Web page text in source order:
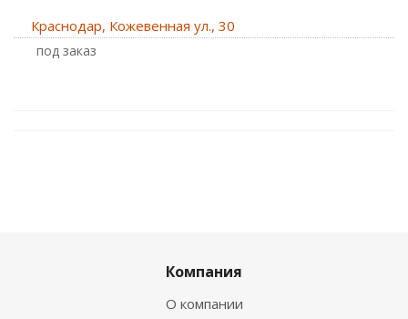
Краснодар, Кожевенная ул., 30
Под заказ
Компания
О компании